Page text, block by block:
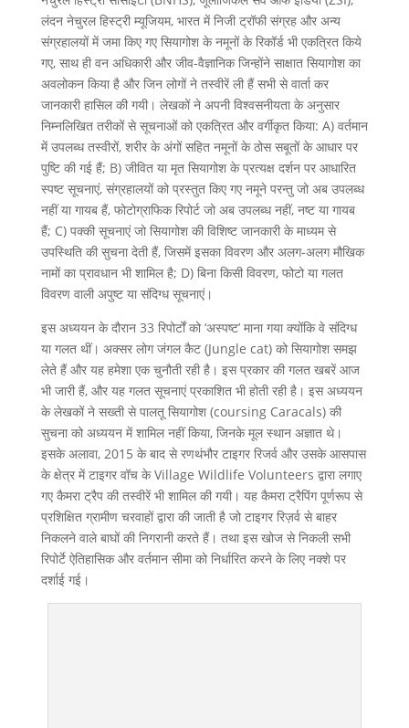
लंदन नेचुरल हिस्ट्री म्यूजियम, भारत में निजी ट्रॉफी संग्रह और अन्य
संग्रहालयों में जमा किए गए सियागोश के नमूनों के रिकॉर्ड भी एकत्रित किये
गए, साथ ही वन अधिकारी और जीव-वैज्ञानिक जिन्होंने साक्षात सियागोश का
अवलोकन किया है और जिन लोगों ने तस्वीरें ली हैं सभी से वार्ता कर
जानकारी हासिल की गयी। लेखकों ने अपनी विश्वसनीयता के अनुसार
निम्नलिखित तरीकों से सूचनाओं को एकत्रित और वर्गीकृत किया: A) वर्तमान
में उपलब्ध तस्वीरों, शरीर के अंगों सहित नमूनों के ठोस सबूतों के आधार पर
पुष्टि की गई हैं; B) जीवित या मृत सियागोश के प्रत्यक्ष दर्शन पर आधारित
स्पष्ट सूचनाएं, संग्रहालयों को प्रस्तुत किए गए नमूने परन्तु जो अब उपलब्ध
नहीं या गायब हैं, फोटोग्राफिक रिपोर्ट जो अब उपलब्ध नहीं, नष्ट या गायब
हैं; C) पक्की सूचनाएं जो सियागोश की विशिष्ट जानकारी के माध्यम से
उपस्थिति की सुचना देती हैं, जिसमें इसका विवरण और अलग-अलग मौखिक
नामों का प्रावधान भी शामिल है; D) बिना किसी विवरण, फोटो या गलत
विवरण वाली अपुष्ट या संदिग्ध सूचनाएं।
इस अध्ययन के दौरान 33 रिपोर्टों को ‘अस्पष्ट’ माना गया क्योंकि वे संदिग्ध
या गलत थीं। अक्सर लोग जंगल कैट (Jungle cat) को सियागोश समझ
लेते हैं और यह हमेशा एक चुनौती रही है। इस प्रकार की गलत खबरें आज
भी जारी हैं, और यह गलत सूचनाएं प्रकाशित भी होती रही है। इस अध्ययन
के लेखकों ने सख्ती से पालतू सियागोश (coursing Caracals) की
सुचना को अध्ययन में शामिल नहीं किया, जिनके मूल स्थान अज्ञात थे।
इसके अलावा, 2015 के बाद से रणथंभौर टाइगर रिजर्व और उसके आसपास
के क्षेत्र में टाइगर वॉच के Village Wildlife Volunteers द्वारा लगाए
गए कैमरा ट्रैप की तस्वीरें भी शामिल की गयी। यह कैमरा ट्रैपिंग पूर्णरूप से
प्रशिक्षित ग्रामीण चरवाहों द्वारा की जाती है जो टाइगर रिज़र्व से बाहर
निकलने वाले बाघों की निगरानी करते हैं। तथा इस खोज से निकली सभी
रिपोर्टे ऐतिहासिक और वर्तमान सीमा को निर्धारित करने के लिए नक्शे पर
दर्शाई गई।